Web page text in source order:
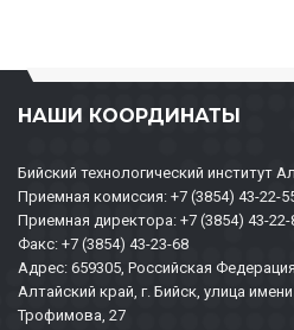
НАШИ КООРДИНАТЫ
Бийский технологический институт
Приемная комиссия: +7 (3854) 43-22-
Приемная директора: +7 (3854) 43-22-
Факс: +7 (3854) 43-23-68
Адрес: 659305, Российская Федерация,
Алтайский край, г. Бийск, улица
Трофимова, 27